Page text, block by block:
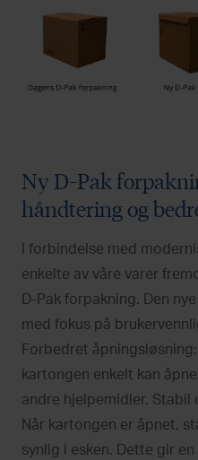
Ny D-Pak
håndtering og
I forbindelse med
enkelte av våre varer
D-Pak forpakning. Den
med fokus på
Forbedret
kartongen enkelt kan
andre hjelpemidler.
Når kartongen er åpnet,
synlig i esken. Dette gir